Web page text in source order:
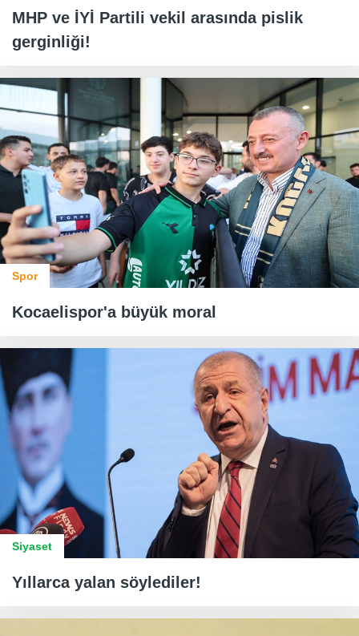
MHP ve İYİ Partili vekil arasında pislik
gerginliği!
Spor
Kocaelispor'a büyük moral
Siyaset
Yıllarca yalan söylediler!